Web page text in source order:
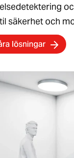
säkerhet och
lösningar